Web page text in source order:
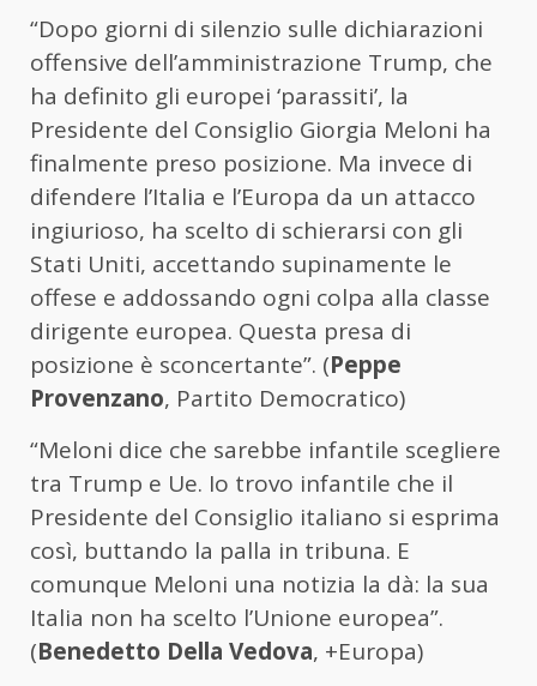
“Dopo giorni di silenzio sulle dichiarazioni
offensive dell’amministrazione Trump, che
ha definito gli europei ‘parassiti’, la
Presidente del Consiglio Giorgia Meloni ha
finalmente preso posizione. Ma invece di
difendere l’Italia e l’Europa da un attacco
ingiurioso, ha scelto di schierarsi con gli
Stati Uniti, accettando supinamente le
offese e addossando ogni colpa alla classe
dirigente europea. Questa presa di
posizione è sconcertante”. (Peppe
Provenzano, Partito Democratico)
“Meloni dice che sarebbe infantile scegliere
tra Trump e Ue. Io trovo infantile che il
Presidente del Consiglio italiano si esprima
così, buttando la palla in tribuna. E
comunque Meloni una notizia la dà: la sua
Italia non ha scelto l’Unione europea”.
(Benedetto Della Vedova, +Europa)